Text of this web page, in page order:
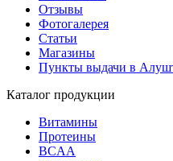
Отзывы
Фотогалерея
Статьи
Магазины
Пункты выдачи в
Каталог продукции
Витамины
Протеины
BCAA